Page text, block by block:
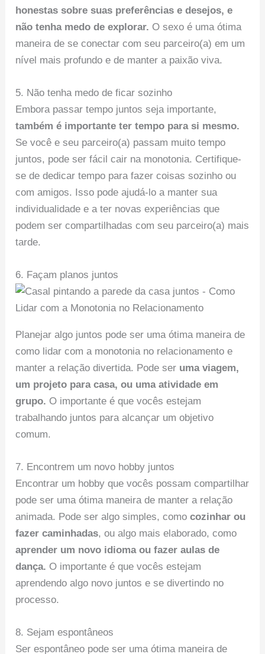
honestas sobre suas preferências e desejos, e
não tenha medo de explorar. O sexo é uma ótima
maneira de se conectar com seu parceiro(a) em um
nível mais profundo e de manter a paixão viva.
5. Não tenha medo de ficar sozinho
Embora passar tempo juntos seja importante,
também é importante ter tempo para si mesmo.
Se você e seu parceiro(a) passam muito tempo
juntos, pode ser fácil cair na monotonia. Certifique-
se de dedicar tempo para fazer coisas sozinho ou
com amigos. Isso pode ajudá-lo a manter sua
individualidade e a ter novas experiências que
podem ser compartilhadas com seu parceiro(a) mais
tarde.
6. Façam planos juntos
Planejar algo juntos pode ser uma ótima maneira de
como lidar com a monotonia no relacionamento e
manter a relação divertida. Pode ser uma viagem,
um projeto para casa, ou uma atividade em
grupo. O importante é que vocês estejam
trabalhando juntos para alcançar um objetivo
comum.
7. Encontrem um novo hobby juntos
Encontrar um hobby que vocês possam compartilhar
pode ser uma ótima maneira de manter a relação
animada. Pode ser algo simples, comocozinhar ou
fazer caminhadas, ou algo mais elaborado, como
aprender um novo idioma ou fazer aulas de
dança. O importante é que vocês estejam
aprendendo algo novo juntos e se divertindo no
processo.
8. Sejam espontâneos
Ser espontâneo pode ser uma ótima maneira de